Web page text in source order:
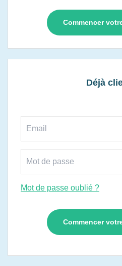
Commencer
Déjà
Mot de passe oublié ?